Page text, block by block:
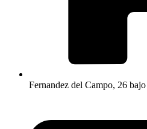
Fernandez del Campo, 26